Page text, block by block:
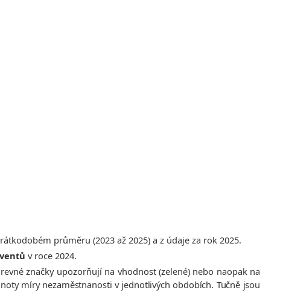
průměru (2023 až 2025) a z údaje za rok 2025.
v roce 2024.
značky upozorňují na vhodnost (zelené) nebo naopak na
míry nezaměstnanosti v jednotlivých obdobích. Tučně jsou